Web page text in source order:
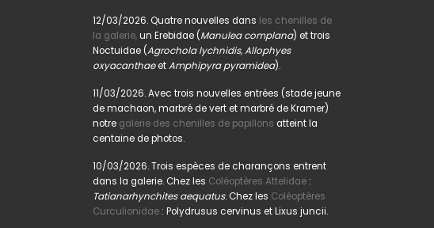
12/03/2026. Quatre nouvelles dans les chenilles de
la galerie,un Erebidae (Manulea complana) et trois
Noctuidae (Agrochola lychnidis, Allophyes
oxyacanthaeetAmphipyra pyramidea).
11/03/2026. Avec trois nouvelles entrées (stade jeune
de machaon, marbré de vert et marbré de Kramer)
notre galerie des chenilles de papillons atteint la
centaine de photos.
10/03/2026. Trois espèces de charançons entrent
dans la galerie. Chez les Coléoptères Attelidae :
Tatianarhynchites aequatus. Chez les Coléoptères
Curculionidae : Polydrusus cervinus et Lixus juncii.